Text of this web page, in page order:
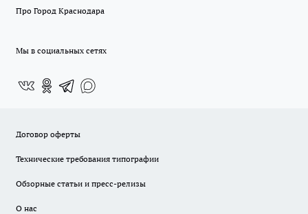
Про Город Краснодара
Мы в социальных сетях
Договор оферты
Технические требования типографии
Обзорные статьи и пресс-релизы
О нас